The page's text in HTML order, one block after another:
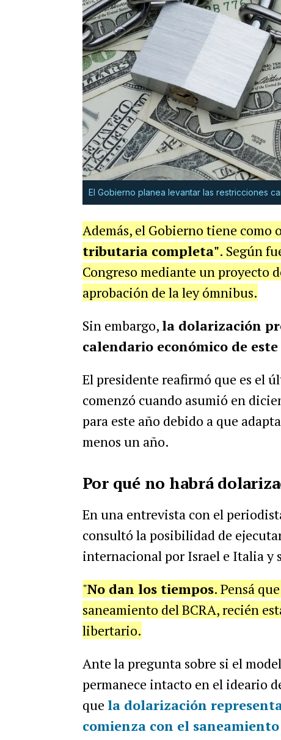
El Gobierno planea levantar las restricciones
Además, el Gobierno tiene como
tributaria completa". Según
Congreso mediante un proyecto
aprobación de la ley ómnibus.
Sin embargo,la dolarización
calendario económico de
El presidente reafirmó que es el
comenzó cuando asumió en
para este año debido a que
menos un año.
Por qué no habrá
En una entrevista con el
consultó la posibilidad de
internacional por Israel e Italia y
"No dan los tiempos. Pensá
saneamiento del BCRA, recién
libertario.
Ante la pregunta sobre si el
permanece intacto en el ideario
que la dolarización
comienza con el